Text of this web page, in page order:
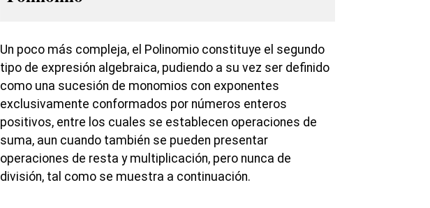
Un poco más compleja, el Polinomio constituye el segundo
tipo de expresión algebraica, pudiendo a su vez ser definido
como una sucesión de monomios con exponentes
exclusivamente conformados por números enteros
positivos, entre los cuales se establecen operaciones de
suma, aun cuando también se pueden presentar
operaciones de resta y multiplicación, pero nunca de
división, tal como se muestra a continuación.